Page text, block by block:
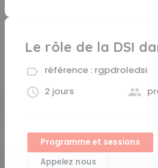
Le rôle de la DSI
référence : rgpdroledsi
2 jours
Programme et sessions
Appelez nous